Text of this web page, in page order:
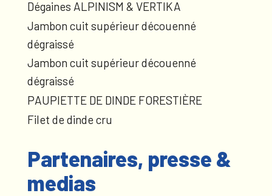
Dégaines ALPINISM & VERTIKA
Jambon cuit supérieur découenné
dégraissé
Jambon cuit supérieur découenné
dégraissé
PAUPIETTE DE DINDE FORESTIÈRE
Filet de dinde cru
Partenaires, presse &
medias